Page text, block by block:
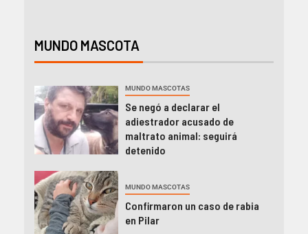
MUNDO MASCOTA
MUNDO MASCOTAS
Se negó a declarar el
adiestrador acusado de
maltrato animal: seguirá
detenido
MUNDO MASCOTAS
Confirmaron un caso de rabia
en Pilar